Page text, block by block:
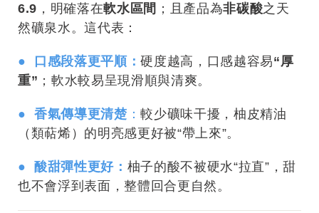
6.9 ，明確落在軟水區間 ；且產品為非碳酸之天
然礦泉水。這代表：
● 口感段落更平順：硬度越高，口感越容易“厚
重” ；軟水較易呈現滑順與清爽。
● 香氣傳導更清楚：較少礦味干擾，柚皮精油
（類萜烯）的明亮感更好被“帶上來”。
● 酸甜彈性更好： 柚子的酸不被硬水“拉直”，甜
也不會浮到表面，整體回合更自然。